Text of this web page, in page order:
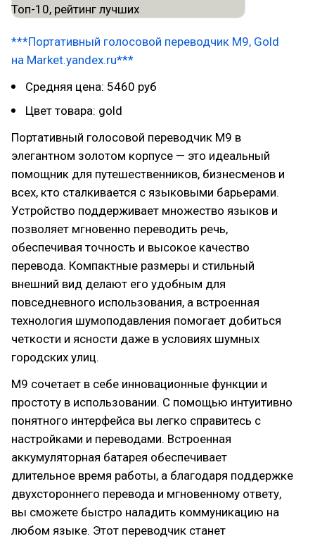
***Портативный голосовой переводчик M9, Gold
на Market.yandex.ru***
Средняя цена: 5460 руб
Цвет товара: gold
Портативный голосовой переводчик M9 в
элегантном золотом корпусе — это идеальный
помощник для путешественников, бизнесменов и
всех, кто сталкивается с языковыми барьерами.
Устройство поддерживает множество языков и
позволяет мгновенно переводить речь,
обеспечивая точность и высокое качество
перевода. Компактные размеры и стильный
внешний вид делают его удобным для
повседневного использования, а встроенная
технология шумоподавления помогает добиться
четкости и ясности даже в условиях шумных
городских улиц.
M9 сочетает в себе инновационные функции и
простоту в использовании. С помощью интуитивно
понятного интерфейса вы легко справитесь с
настройками и переводами. Встроенная
аккумуляторная батарея обеспечивает
длительное время работы, а благодаря поддержке
двухстороннего перевода и мгновенному ответу,
вы сможете быстро наладить коммуникацию на
любом языке. Этот переводчик станет